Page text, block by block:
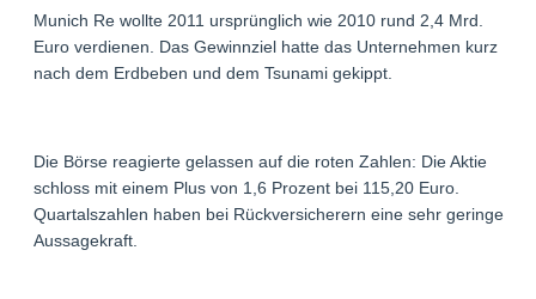
Munich Re wollte 2011 ursprünglich wie 2010 rund 2,4 Mrd.
Euro verdienen. Das Gewinnziel hatte das Unternehmen kurz
nach dem Erdbeben und dem Tsunami gekippt.
Die Börse reagierte gelassen auf die roten Zahlen: Die Aktie
schloss mit einem Plus von 1,6 Prozent bei 115,20 Euro.
Quartalszahlen haben bei Rückversicherern eine sehr geringe
Aussagekraft.